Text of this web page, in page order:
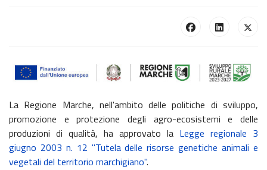
La Regione Marche, nell'ambito delle politiche di sviluppo,
promozione e protezione degli agro-ecosistemi e delle
produzioni di qualità, ha approvato la Legge regionale 3
giugno 2003 n. 12 "Tutela delle risorse genetiche animali e
vegetali del territorio marchigiano".